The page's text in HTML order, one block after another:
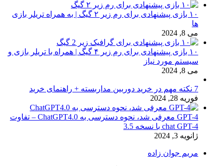
۱۰ بازی پیشنهادی برای رم زیر ۲ گیگ | به همراه تریلر بازی
ها
می 8, 2024
۱۰ بازی پیشنهادی برای رم زیر ۴ گیگ | همراه با تریلر بازی و
سیستم مورد نیاز
می 8, 2024
7 نکته مهم در خرید دوربین مداربسته + راهنمای خرید
فوریه 28, 2024
GPT-4 معرفی شد، نحوه دسترسی به ChatGPT4.0 – تفاوت
chat GPT-4 با نسخه 3.5
ژانویه 3, 2024
مریم جوان زاده